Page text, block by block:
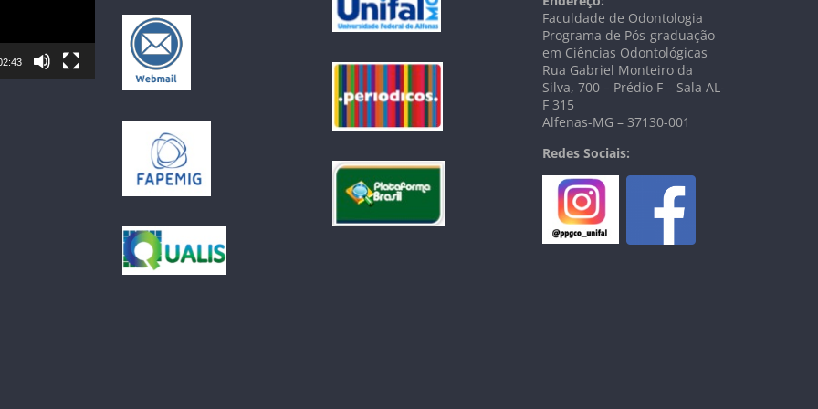
Faculdade de Odontologia
Programa de Pós-graduação
em Ciências Odontológicas
Rua Gabriel Monteiro da
Silva, 700 – Prédio F – Sala AL-
F 315
Alfenas-MG – 37130-001
Redes Sociais: